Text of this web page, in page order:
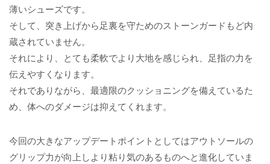
薄いシューズです。
そして、突き上げから足裏を守ためのストーンガードもど内
蔵されていません。
それにより、とても柔軟でより大地を感じられ、足指の力を
伝えやすくなります。
それでありながら、最適限のクッショニングを備えているた
め、体へのダメージは抑えてくれます。
今回の大きなアップデートポイントとしてはアウトソールの
グリップ力が向上しより粘り気のあるものへと進化していま